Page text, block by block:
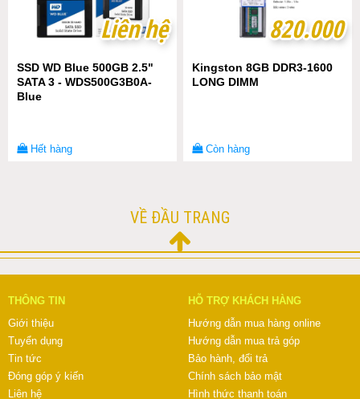
Liên hệ
Liên hệ
SSD WD Blue 500GB 2.5"
SATA 3 - WDS500G3B0A-
Blue
Hết hàng
820.000
820.000
Kingston 8GB DDR3-1600
LONG DIMM
Còn hàng
VỀ ĐẦU TRANG
THÔNG TIN
Giới thiệu
Tuyển dụng
Tin tức
Đóng góp ý kiến
Liên hệ
HỖ TRỢ KHÁCH HÀNG
Hướng dẫn mua hàng online
Hướng dẫn mua trả góp
Bảo hành, đổi trả
Chính sách bảo mật
Hình thức thanh toán